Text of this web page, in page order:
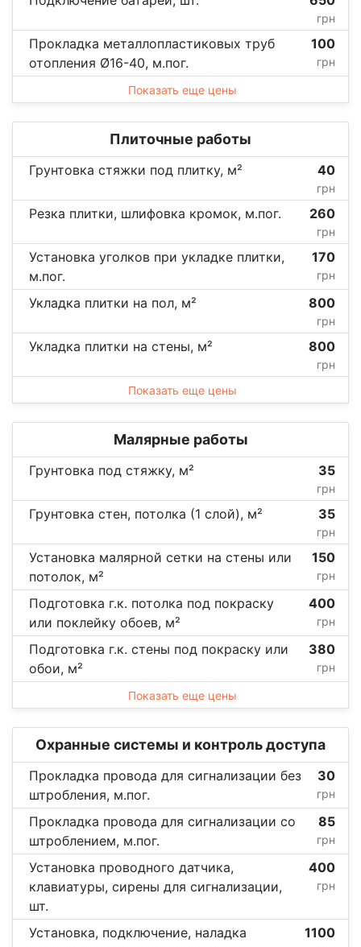
грн
Прокладка металлопластиковых труб
отопления Ø16-40, м.пог.
100
грн
Показать еще цены
Плиточные работы
Грунтовка стяжки под плитку, м² 40
грн
Резка плитки, шлифовка кромок, м.пог. 260
грн
Установка уголков при укладке плитки,
м.пог.
170
грн
Укладка плитки на пол, м² 800
грн
Укладка плитки на стены, м² 800
грн
Показать еще цены
Малярные работы
Грунтовка под стяжку, м² 35
грн
Грунтовка стен, потолка (1 слой), м² 35
грн
Установка малярной сетки на стены или
потолок, м²
150
грн
Подготовка г.к. потолка под покраску
или поклейку обоев, м²
400
грн
Подготовка г.к. стены под покраску или
обои, м²
380
грн
Показать еще цены
Охранные системы и контроль доступа
Прокладка провода для сигнализации без
штробления, м.пог.
30
грн
Прокладка провода для сигнализации со
штроблением, м.пог.
85
грн
Установка проводного датчика,
клавиатуры, сирены для сигнализации,
шт.
400
грн
Установка, подключение, наладка
1100